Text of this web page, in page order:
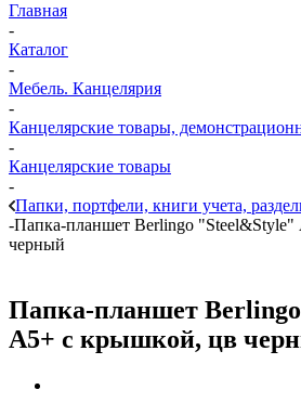
Главная
-
Каталог
-
Мебель. Канцелярия
-
Канцелярские товары,
-
Канцелярские товары
-
Папки, портфели, книги учета,
-Папка-планшет Berlingo
черный
Папка-планшет
А5+ с крышкой, цв